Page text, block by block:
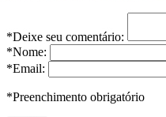
*Deixe seu comentário:
*Nome:
*Email:
*Preenchimento obrigatório